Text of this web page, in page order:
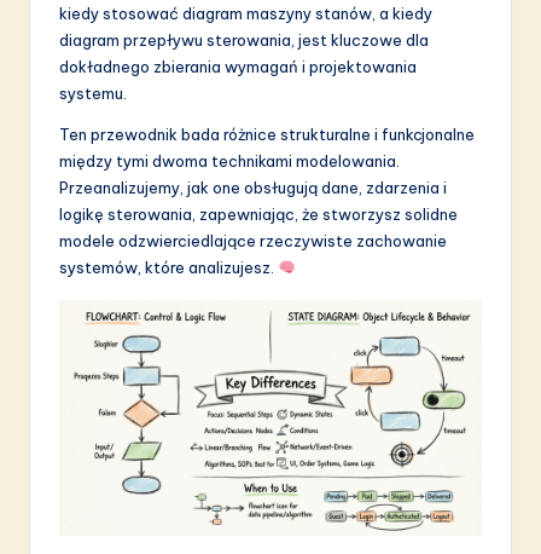
&
S
w
kiedy stosować diagram maszyny stanów, a kiedy
diagram przepływu sterowania, jest kluczowe dla
dokładnego zbierania wymagań i projektowania
systemu.
Ten przewodnik bada różnice strukturalne i funkcjonalne
między tymi dwoma technikami modelowania.
Przeanalizujemy, jak one obsługują dane, zdarzenia i
logikę sterowania, zapewniając, że stworzysz solidne
modele odzwierciedlające rzeczywiste zachowanie
systemów, które analizujesz.